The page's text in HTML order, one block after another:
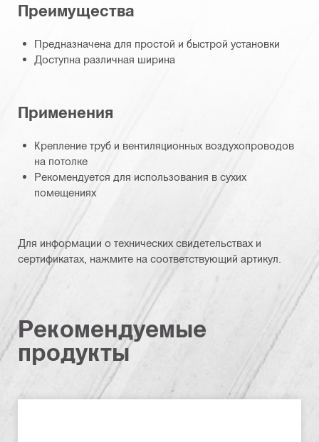
Преимущества
Предназначена для простой и быстрой установки
Доступна различная ширина
Применения
Крепление труб и вентиляционных воздухопроводов
на потолке
Рекомендуется для использования в сухих
помещениях
Для информации о технических свидетельствах и
сертификатах, нажмите на соответствующий артикул.
Рекомендуемые
продукты